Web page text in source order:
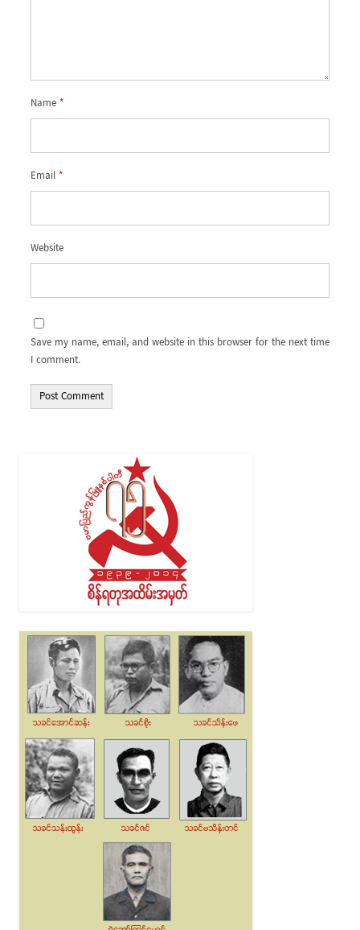
Name*
Email*
Website
Save my name, email, and website in this browser for the next time
I comment.